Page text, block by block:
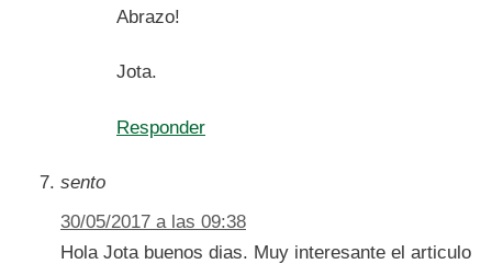
Abrazo!
Jota.
Responder
sento
30/05/2017 a las 09:38
Hola Jota buenos dias. Muy interesante el articulo